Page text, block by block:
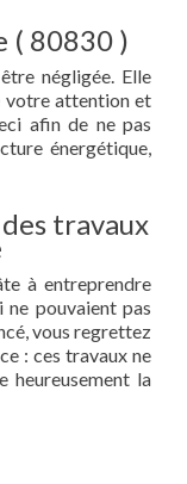
( 80830 )
négligée. Elle
votre attention et
afin de ne pas
énergétique,
travaux
à entreprendre
pouvaient pas
vous regrettez
: ces travaux ne
heureusement la